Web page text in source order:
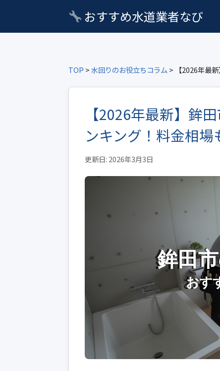
おすすめ水道業者なび
TOP >水回りのお役立ちコラム > 【2026年最
【2026年最新】鉾
ンキング！料金相場
更新日: 2026年3月3日